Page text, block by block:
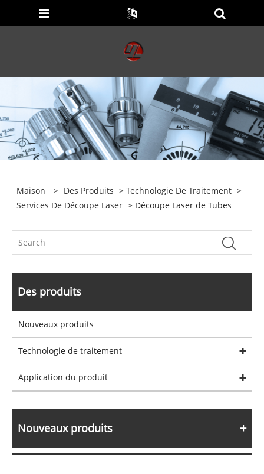
Maison > Des Produits >Technologie De Traitement >
Services De Découpe Laser > Découpe Laser de Tubes
Des produits
Nouveaux produits
Technologie de traitement
Application du produit
Nouveaux produits